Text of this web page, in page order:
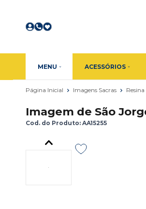
MENU ACESSÓRIOS
Página Inicial Imagens Sacras
Imagem de São
Cod. do Produto: AA15255